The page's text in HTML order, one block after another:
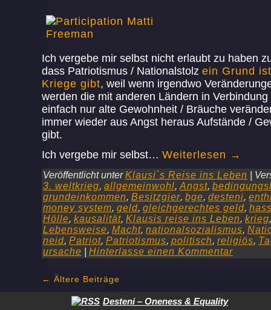
Ich vergebe mir selbst nicht erlaubt zu haben
dass Patriotismus / Nationalstolz ein Grund
Kriege gibt, weil wenn irgendwo
werden die mit anderen Ländern in
einfach nur alte Gewohnheit / Bräuche
immer wieder aus Angst heraus Aufstände /
gibt.
Ich vergebe mir selbst… Weiterlesen →
Veröffentlicht unter Klausi´s Reise ins Leben
3. weltkrieg, allgemeinwohl, Angst,
grundeinkommen, Besitzgier, bge, desteni,
money system, geld, gleichgerechtes geld,
Hölle, kausalität, Klausis reise ins Leben, krieg
Lebensweise, Macht, nationalsozialismus,
neid, Patriot, Patriotismus, politisch, religiös,
ursache
Hinterlasse einen Kommentar
← Ältere Beiträge
Desteni – Oneness & Equality